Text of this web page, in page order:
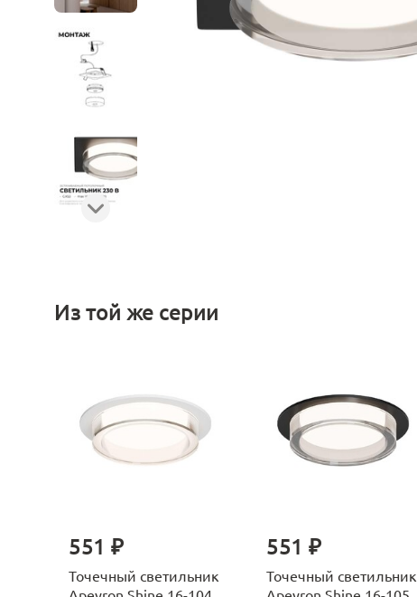
Из той же серии
551 ₽
Точечный светильник
551 ₽
Точечный светильник